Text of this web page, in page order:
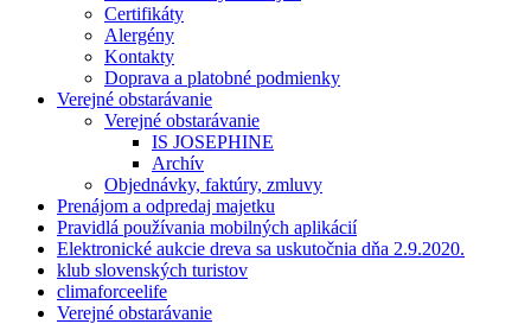
Certifikáty
Alergény
Kontakty
Doprava a platobné podmienky
Verejné obstarávanie
Verejné obstarávanie
IS JOSEPHINE
Archív
Objednávky, faktúry, zmluvy
Prenájom a odpredaj majetku
Pravidlá používania mobilných aplikácií
Elektronické aukcie dreva sa uskutočnia dňa 2.9.2020.
klub slovenských turistov
climaforceelife
Verejné obstarávanie